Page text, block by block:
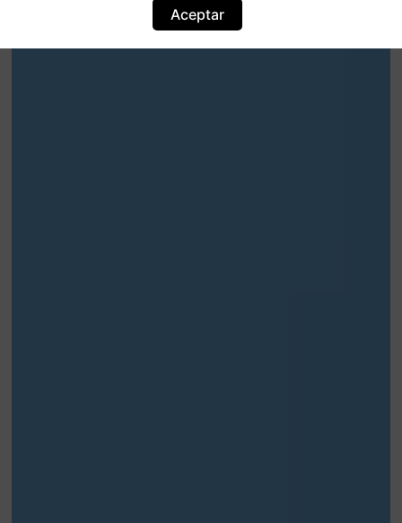
Aceptar